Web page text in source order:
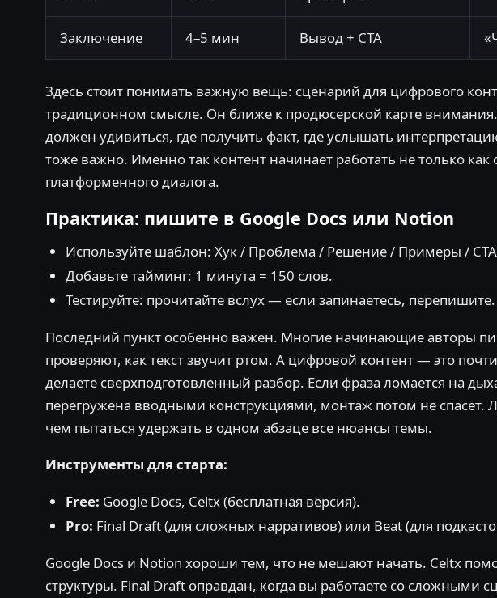
Заключение 4–5 мин Вывод + CTA
Здесь стоит понимать важную вещь: сценарий для цифрового
традиционном смысле. Он ближе к продюсерской карте внимания.
должен удивиться, где получить факт, где услышать
тоже важно. Именно так контент начинает работать не только как
платформенного диалога.
Практика: пишите в Google Docs или Notion
Используйте шаблон: Хук / Проблема / Решение / Примеры /
Добавьте тайминг: 1 минута = 150 слов.
Тестируйте: прочитайте вслух — если запинаетесь, перепишите.
Последний пункт особенно важен. Многие начинающие авторы
проверяют, как текст звучит ртом. А цифровой контент — это
делаете сверхподготовленный разбор. Если фраза ломается на
перегружена вводными конструкциями, монтаж потом не спасет.
чем пытаться удержать в одном абзаце все нюансы темы.
Инструменты для старта:
Free: Google Docs, Celtx (бесплатная версия).
Pro: Final Draft (для сложных нарративов) или Beat (для
Google Docs и Notion хороши тем, что не мешают начать. Celtx
структуры. Final Draft оправдан, когда вы работаете со